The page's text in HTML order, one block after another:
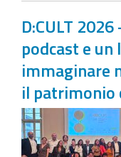
D:CULT
podcast e un
immaginare
il patrimonio